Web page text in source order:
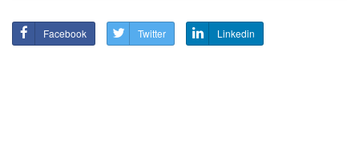
Facebook Twitter Linkedin